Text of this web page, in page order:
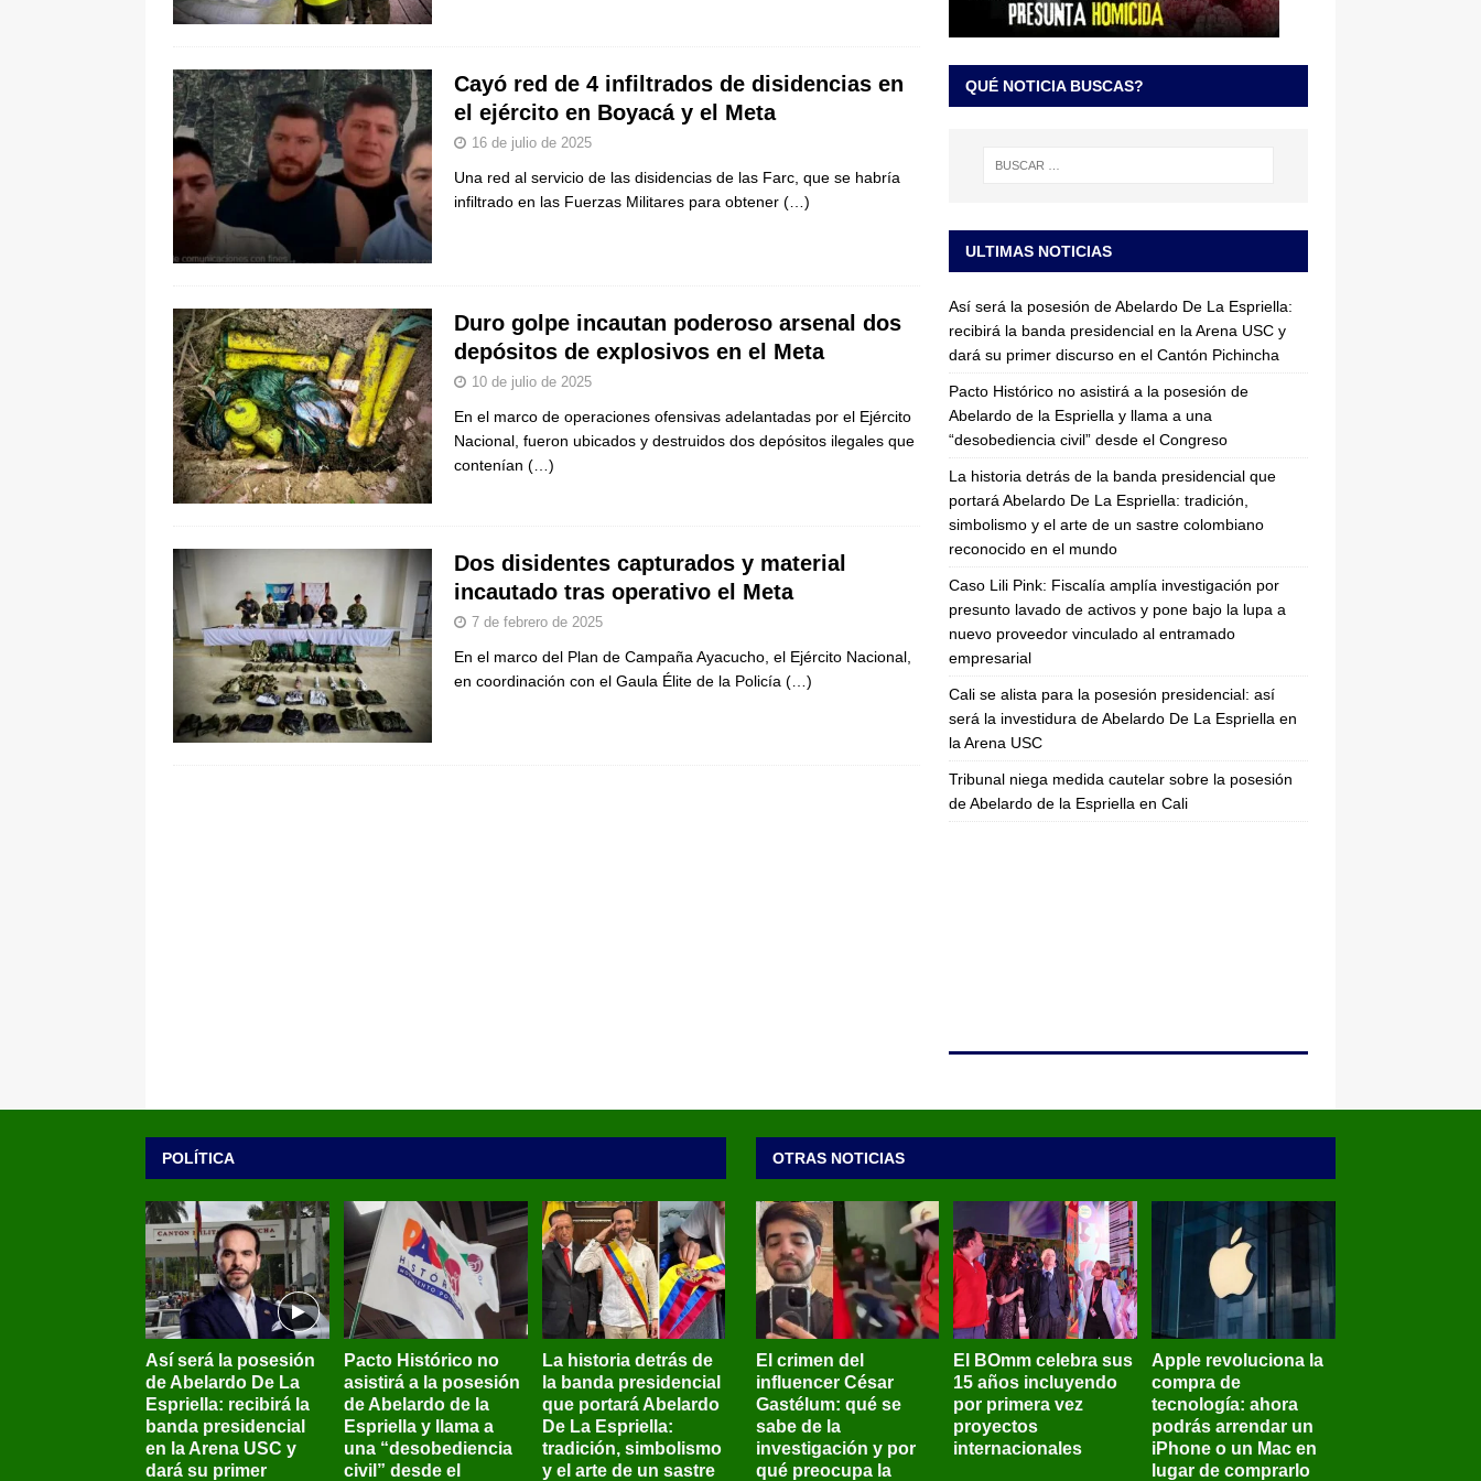
pone bajo la lupa a nuevo proveedor vinculado al entramado empresarial
De La Espriella en la Arena USC LO ÚLTIMO
Cayó red de 4 infiltrados de disidencias en
el ejército en Boyacá y el Meta
16 de julio de 2025
Una red al servicio de las disidencias de las Farc, que se habría
infiltrado en las Fuerzas Militares para obtener (…)
Duro golpe incautan poderoso arsenal dos
depósitos de explosivos en el Meta
10 de julio de 2025
En el marco de operaciones ofensivas adelantadas por el Ejército
Nacional, fueron ubicados y destruidos dos depósitos ilegales que
contenían (…)
Dos disidentes capturados y material
incautado tras operativo el Meta
7 de febrero de 2025
En el marco del Plan de Campaña Ayacucho, el Ejército Nacional,
en coordinación con el Gaula Élite de la Policía (…)
QUÉ NOTICIA BUSCAS?
ULTIMAS NOTICIAS
Así será la posesión de Abelardo De La Espriella:
recibirá la banda presidencial en la Arena USC y
dará su primer discurso en el Cantón Pichincha
Pacto Histórico no asistirá a la posesión de
Abelardo de la Espriella y llama a una
“desobediencia civil” desde el Congreso
La historia detrás de la banda presidencial que
portará Abelardo De La Espriella: tradición,
simbolismo y el arte de un sastre colombiano
reconocido en el mundo
Caso Lili Pink: Fiscalía amplía investigación por
presunto lavado de activos y pone bajo la lupa a
nuevo proveedor vinculado al entramado
empresarial
Cali se alista para la posesión presidencial: así
será la investidura de Abelardo De La Espriella en
la Arena USC
Tribunal niega medida cautelar sobre la posesión
de Abelardo de la Espriella en Cali
POLÍTICA
Así será la posesión
de Abelardo De La
Espriella: recibirá la
banda presidencial
en la Arena USC y
dará su primer
Pacto Histórico no
asistirá a la posesión
de Abelardo de la
Espriella y llama a
una “desobediencia
civil” desde el
La historia detrás de
la banda presidencial
que portará Abelardo
De La Espriella:
tradición, simbolismo
y el arte de un sastre
OTRAS NOTICIAS
El crimen del
influencer César
Gastélum: qué se
sabe de la
investigación y por
qué preocupa la
El BOmm celebra sus
15 años incluyendo
por primera vez
proyectos
internacionales
Apple revoluciona la
compra de
tecnología: ahora
podrás arrendar un
iPhone o un Mac en
lugar de comprarlo